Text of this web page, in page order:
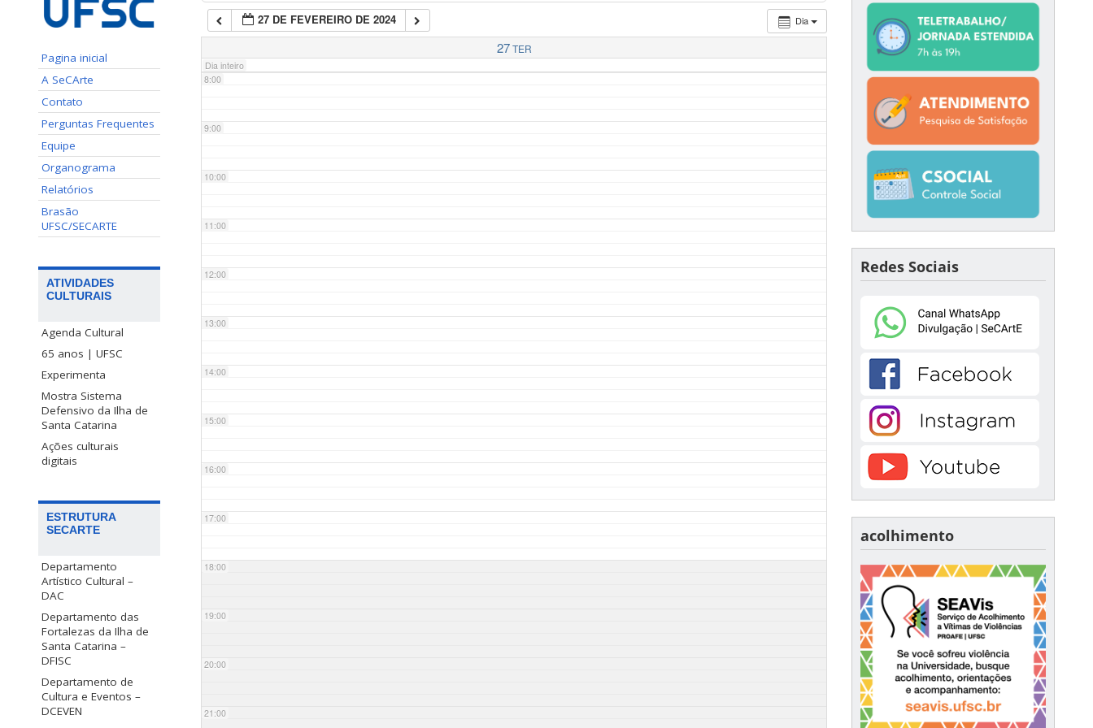
Pagina inicial
A SeCArte
Contato
Perguntas Frequentes
Equipe
Organograma
Relatórios
Brasão
UFSC/SECARTE
ATIVIDADES
CULTURAIS
Agenda Cultural
65 anos | UFSC
Experimenta
Mostra Sistema
Defensivo da Ilha de
Santa Catarina
Ações culturais
digitais
ESTRUTURA
SECARTE
Departamento
Artístico Cultural –
DAC
Departamento das
Fortalezas da Ilha de
Santa Catarina –
DFISC
Departamento de
Cultura e Eventos –
DCEVEN
Dia
27 DE FEVEREIRO DE 2024
27 TER
Dia inteiro
7:00
8:00
9:00
10:00
11:00
12:00
13:00
14:00
15:00
16:00
17:00
18:00
19:00
20:00
21:00
Redes Sociais
acolhimento